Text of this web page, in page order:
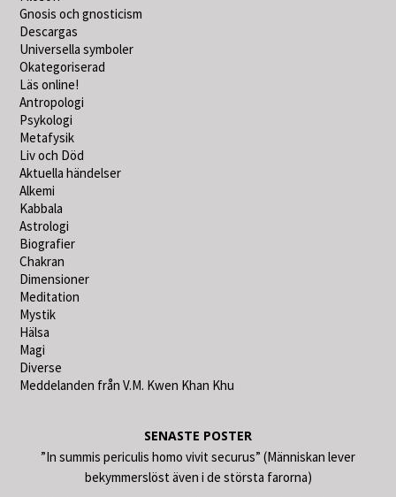
Gnosis och gnosticism
Descargas
Universella symboler
Okategoriserad
Läs online!
Antropologi
Psykologi
Metafysik
Liv och Död
Aktuella händelser
Alkemi
Kabbala
Astrologi
Biografier
Chakran
Dimensioner
Meditation
Mystik
Hälsa
Magi
Diverse
Meddelanden från V.M. Kwen Khan Khu
SENASTE POSTER
”In summis periculis homo vivit securus” (Människan lever
bekymmerslöst även i de största farorna)